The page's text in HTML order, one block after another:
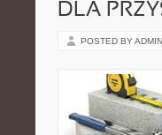
DLA
POSTED BY ADMIN